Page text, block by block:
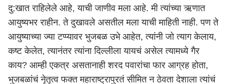
दु:खात राहिलेले आहे, याची जाणीव मला आहे. मी त्यांच्या ऋणात
आयुष्यभर राहीन. ते दुखावले असतील मला याची माहिती नाही. पण ते
आयुष्याच्या ज्या टप्प्यावर भुजबळ उभे आहेत, त्यांनी जो त्याग केलाय,
कष्ट केलेत, त्यानंतर त्यांना दिल्लीला यायचं असेल त्यामध्ये गैर
काय? आम्ही एकत्र असतानाही शरद पवारांचा फार आग्रह होता,
भुजबळांचं नेृतृत्व फक्त महाराष्ट्रापुरतं सीमित न ठेवता देशाला त्यांचं